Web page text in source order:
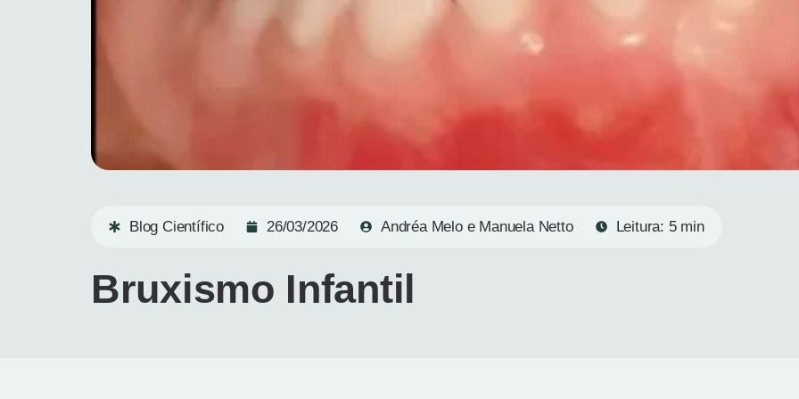
Blog Científico 26/03/2026 Andréa Melo e Manuela Netto Leitura: 5 min
Bruxismo Infantil